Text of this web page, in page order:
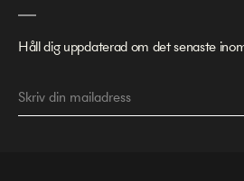
Håll dig uppdaterad om det senaste